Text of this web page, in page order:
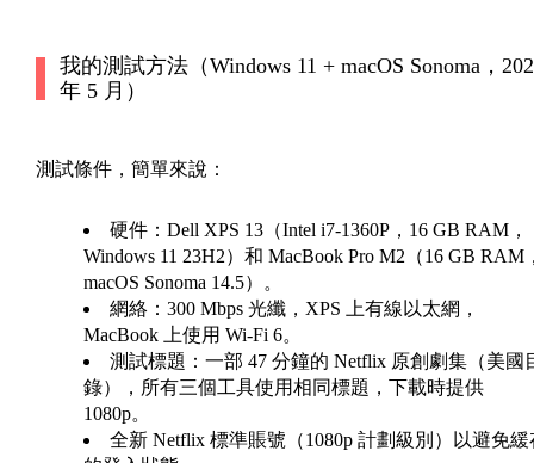
我的測試方法（Windows 11 + macOS Sonoma，
年 5 月）
測試條件，簡單來說：
硬件：Dell XPS 13（Intel i7-1360P，16 GB RAM，
Windows 11 23H2）和 MacBook Pro M2（16 GB RAM
macOS Sonoma 14.5）。
網絡：300 Mbps 光纖，XPS 上有線以太網，
MacBook 上使用 Wi-Fi 6。
測試標題：一部 47 分鐘的 Netflix 原創劇集（美國
錄），所有三個工具使用相同標題，下載時提供
1080p。
全新 Netflix 標準賬號（1080p 計劃級別）以避免緩